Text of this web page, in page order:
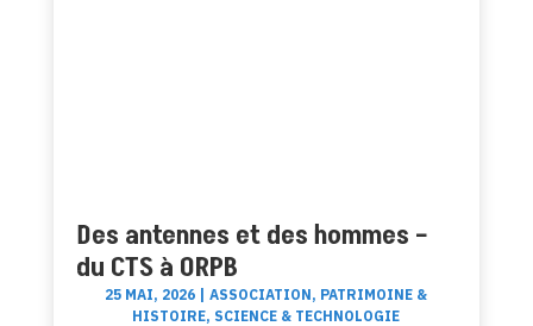
Des antennes et des hommes –
du CTS à ORPB
25 MAI, 2026 |ASSOCIATION, PATRIMOINE &
HISTOIRE, SCIENCE & TECHNOLOGIE